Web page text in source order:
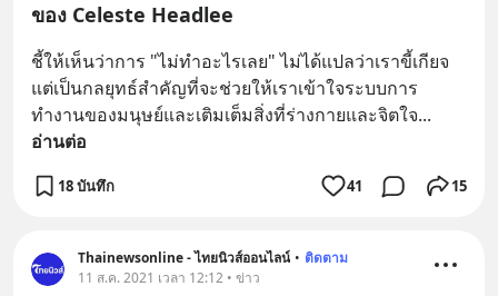
ของ Celeste Headlee
ชี้ให้เห็นว่าการ "ไม่ทำอะไรเลย" ไม่ได้แปลว่าเราขี้เกียจ
แต่เป็นกลยุทธ์สำคัญที่จะช่วยให้เราเข้าใจระบบการ
ทำงานของมนุษย์และเติมเต็มสิ่งที่ร่างกายและจิตใจ
อ่านต่อ
18 บันทึก 41 15
Thainewsonline - ไทยนิวส์ออนไลน์ • ติดตาม
11 ส.ค. 2021 เวลา 12:12 • ข่าว